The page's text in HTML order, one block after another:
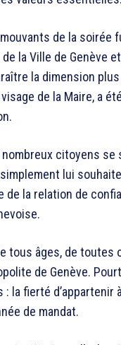
de la
la Ville de Genève
la dimension
de la Maire, a
nombreux citoyens
lui
de la relation de
tous âges, de
de Genève.
la fierté d’appartenir
de mandat.